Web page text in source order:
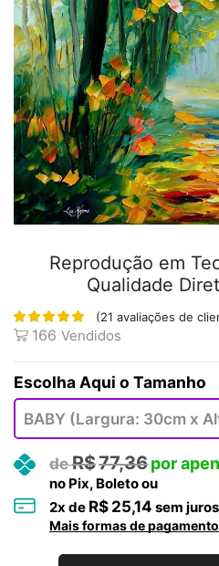
Reprodução em
Qualidade
(21 avaliações de
166 Vendidos
Tamanho
R$77,36
no Pix, Boleto ou
2x de R$ 25,14 sem
Mais formas de pagamento